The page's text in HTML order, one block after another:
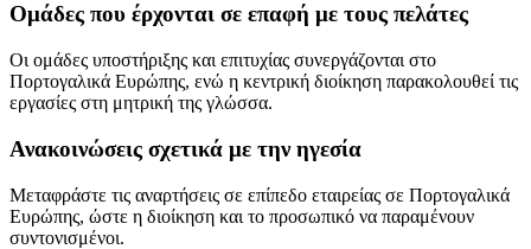
Ομάδες που έρχονται σε επαφή με τους πελάτες
Οι ομάδες υποστήριξης και επιτυχίας συνεργάζονται στο
Πορτογαλικά Ευρώπης, ενώ η κεντρική διοίκηση παρακολουθεί τις
εργασίες στη μητρική της γλώσσα.
Ανακοινώσεις σχετικά με την ηγεσία
Μεταφράστε τις αναρτήσεις σε επίπεδο εταιρείας σε Πορτογαλικά
Ευρώπης, ώστε η διοίκηση και το προσωπικό να παραμένουν
συντονισμένοι.